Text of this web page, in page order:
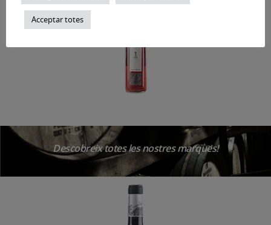
Descobreix totes les nostres marques!
Acceptar totes